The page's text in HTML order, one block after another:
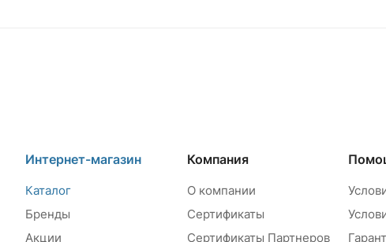
Интернет-магазин
Каталог
Бренды
Акции
Компания
О компании
Сертификаты
Сертификаты Партнеров